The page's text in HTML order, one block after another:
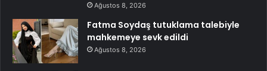
Ağustos 8, 2026
Fatma Soydaş tutuklama talebiyle
mahkemeye sevk edildi
Ağustos 8, 2026